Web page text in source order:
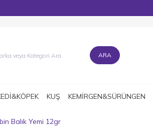
ARA
KUŞ KEMİRGEN&SÜRÜNGEN
Balık Yemi 12gr